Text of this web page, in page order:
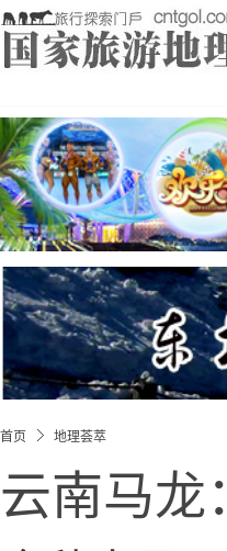
首页 地理荟萃
云南马龙